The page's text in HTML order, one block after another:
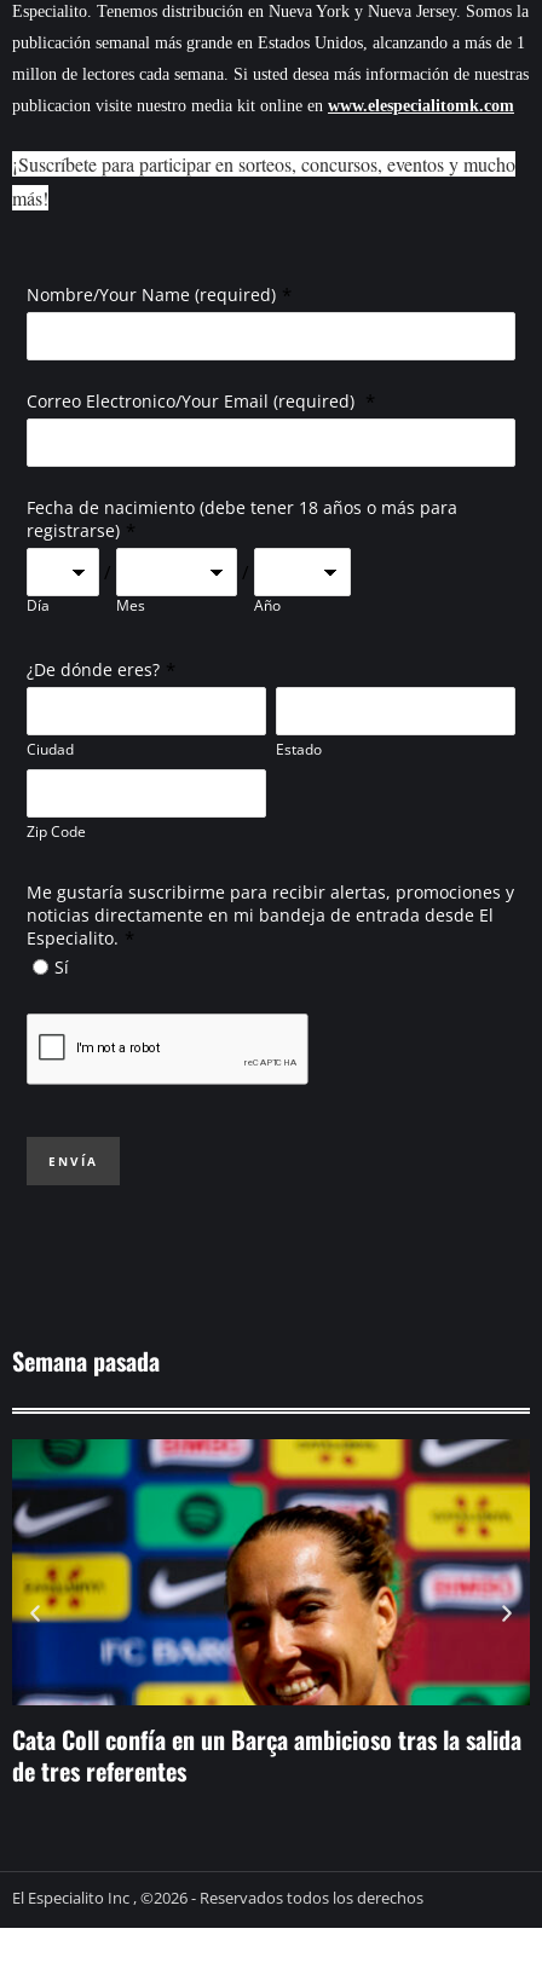
Especialito. Tenemos distribución en Nueva York y Nueva Jersey. Somos la
publicación semanal más grande en Estados Unidos, alcanzando a más de 1
millon de lectores cada semana. Si usted desea más información de nuestras
publicacion visite nuestro media kit online en www.elespecialitomk.com
¡Suscríbete para participar en sorteos, concursos, eventos y mucho
más!
Nombre/Your Name (required) *
Correo Electronico/Your Email (required) *
Fecha de nacimiento (debe tener 18 años o más para
registrarse) *
Día
/
Mes
/
Año
¿De dónde eres? *
Ciudad Estado
Zip Code
Me gustaría suscribirme para recibir alertas, promociones y
noticias directamente en mi bandeja de entrada desde El
Especialito. *
Sí
ENVÍA
Semana pasada
Cata Coll confía en un Barça ambicioso tras la salida
de tres referentes
El Especialito Inc , ©2026 - Reservados todos los derechos